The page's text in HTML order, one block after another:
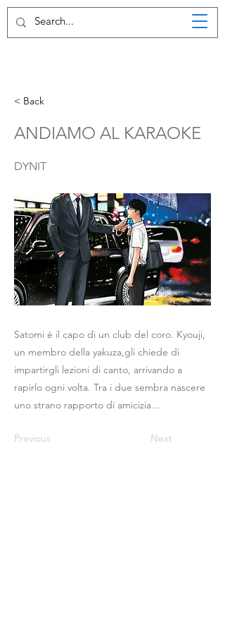
< Back
ANDIAMO AL KARAOKE
DYNIT
Satomi è il capo di un club del coro. Kyouji,
un membro della yakuza,gli chiede di
impartirgli lezioni di canto, arrivando a
rapirlo ogni volta. Tra i due sembra nascere
uno strano rapporto di amicizia...
Previous Next